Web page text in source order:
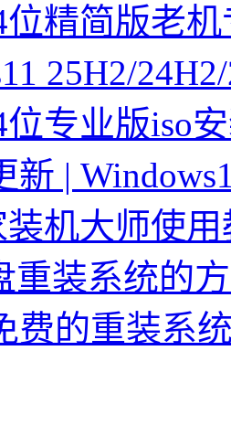
位精简版老
25H2/
位专业版iso
新 |
机大师使
重装系统的
费的重装系